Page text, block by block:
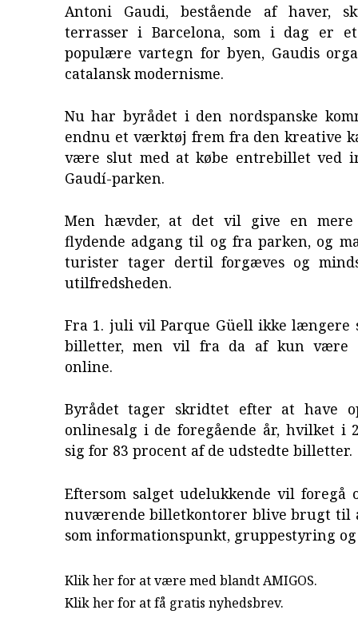
Antoni Gaudi, bestående af haver,
terrasser i Barcelona, som i dag er
populære vartegn for byen, Gaudis
catalansk modernisme.
Nu har byrådet i den nordspanske
endnu et værktøj frem fra den kreative
være slut med at købe entrebillet ved
Gaudí-parken.
Men hævder, at det vil give en mere
flydende adgang til og fra parken, og
turister tager dertil forgæves og
utilfredsheden.
Fra 1. juli vil Parque Güell ikke længere
billetter, men vil fra da af kun være
online.
Byrådet tager skridtet efter at have
onlinesalg i de foregående år, hvilket i
sig for 83 procent af de udstedte billetter.
Eftersom salget udelukkende vil foregå
nuværende billetkontorer blive brugt til
som informationspunkt, gruppestyring
Klik her for at være med blandt AMIGOS.
Klik her for at få gratis nyhedsbrev.